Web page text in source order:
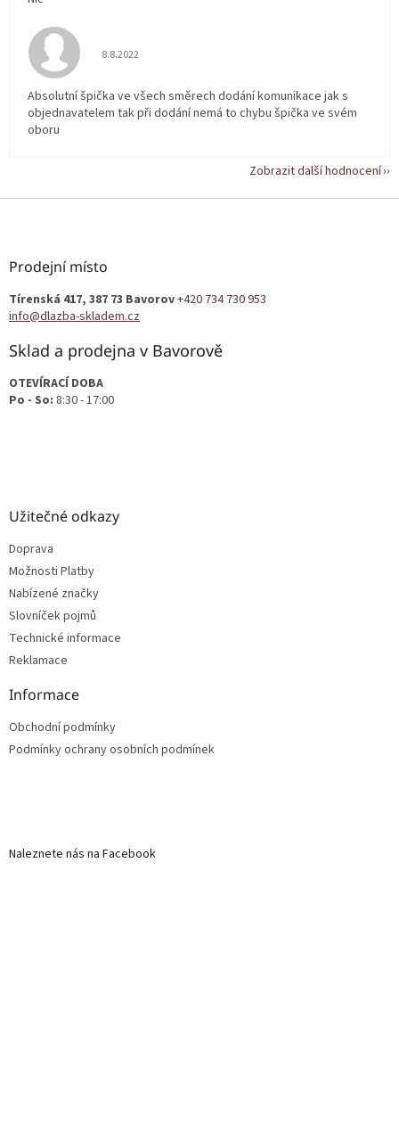
Hodnocení obchodu je 5 z 5 hvězdiček.
8.8.2022
Absolutní špička ve všech směrech dodání komunikace jak s
objednavatelem tak při dodání nemá to chybu špička ve svém
oboru
Zobrazit další hodnocení
Z
Prodejní místo
Tírenská 417, 387 73 Bavorov+420 734 730 953
info@dlazba-skladem.cz
Sklad a prodejna v Bavorově
OTEVÍRACÍ DOBA
Po - So: 8:30 - 17:00
Užitečné odkazy
Doprava
Možnosti Platby
Nabízené značky
Slovníček pojmů
Technické informace
Reklamace
Informace
Obchodní podmínky
Podmínky ochrany osobních podmínek
Naleznete nás na Facebook